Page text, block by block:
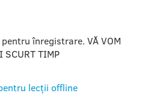
înregistrare. VĂ VOM
SCURT TIMP
lecții offline